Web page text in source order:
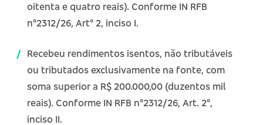
oitenta e quatro reais). Conforme IN RFB
n°2312/26, Art° 2, inciso I.
Recebeu rendimentos isentos, não tributáveis
ou tributados exclusivamente na fonte, com
soma superior a R$ 200.000,00 (duzentos mil
reais). Conforme IN RFB n°2312/26, Art. 2°,
inciso II.